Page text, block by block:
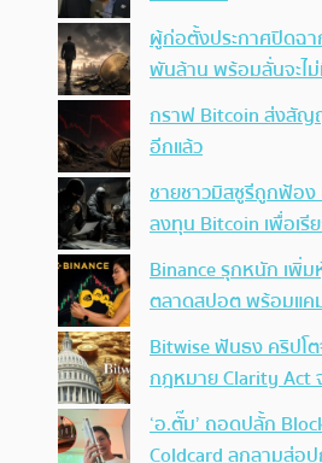
ผู้ก่อตั้งประกาศปิดฉ
พันล้าน พร้อมลั่นจะไ
กราฟ Bitcoin ส่งสัญ
อีกแล้ว
ชายชาวมิสซูรีถูกฟ้อ
ลงทุน Bitcoin เพื่อเรี
Binance รุกหนัก เพิ่ม
ตลาดสปอต พร้อมแค
Bitwise ฟันธง คริปโต
กฎหมาย Clarity Act
‘อ.ตั๊ม’ ถอดปลั้ก
Coldcard ลุกลามสู่อุ